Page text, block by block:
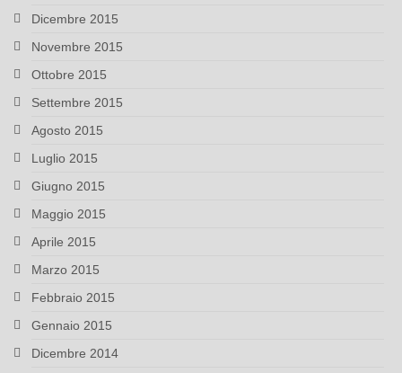
Dicembre 2015
Novembre 2015
Ottobre 2015
Settembre 2015
Agosto 2015
Luglio 2015
Giugno 2015
Maggio 2015
Aprile 2015
Marzo 2015
Febbraio 2015
Gennaio 2015
Dicembre 2014